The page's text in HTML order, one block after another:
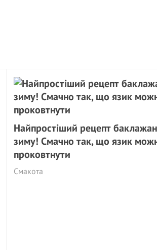
Найпростіший рецепт
зиму! Смачно так, що язик
проковтнути
Смакота